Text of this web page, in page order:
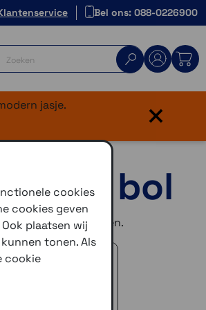
Bel ons: 088-0226900
jasje.
×
extra bol
kunt bevestigen.
voorradig)
cookies
cookies geven
plaatsen wij
tonen. Als
cookie